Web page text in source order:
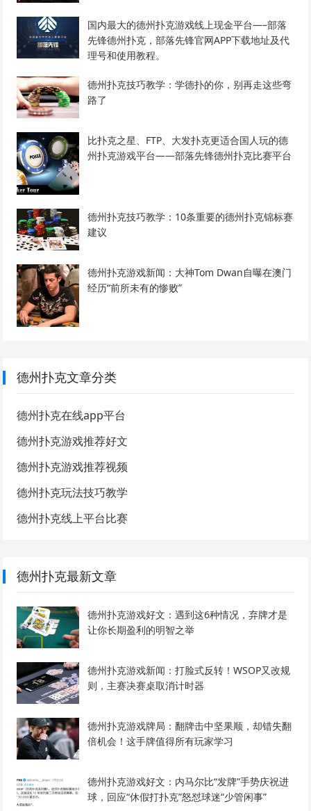
国内最大的德州扑克游戏线上现金平台—–部落
先锋德州扑克，部落先锋官网APP下载地址及代
理号和使用教程。
德州扑克技巧教学：学德扑的你，别再走这些弯
路了
比扑克之星、FTP、大发扑克更适合国人玩的德
州扑克游戏平台——部落先锋德州扑克比赛平台
德州扑克技巧教学：10条重要的德州扑克锦标赛
建议
德州扑克游戏新闻：大神Tom Dwan自曝在澳门
经历“前所未有的惨败”
德州扑克文章分类
德州扑克在线app平台
德州扑克游戏推荐好文
德州扑克游戏推荐视频
德州扑克玩法技巧教学
德州扑克线上平台比赛
德州扑克最新文章
德州扑克游戏好文：遇到这6种情况，弃牌才是
让你长期盈利的明智之举
德州扑克游戏新闻：打脸式反转！WSOP又改规
则，主赛决赛桌取消计时器
德州扑克游戏牌局：翻牌击中坚果顺，却错失翻
倍机会！这手牌值得所有玩家学习
德州扑克游戏好文：内马尔比“发牌”手势庆祝进
球，回应“休假打扑克”怒怼球迷“少管闲事”